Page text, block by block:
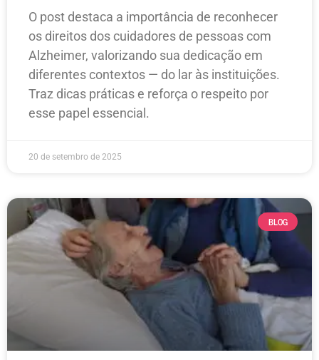
O post destaca a importância de reconhecer
os direitos dos cuidadores de pessoas com
Alzheimer, valorizando sua dedicação em
diferentes contextos — do lar às instituições.
Traz dicas práticas e reforça o respeito por
esse papel essencial.
20 de setembro de 2025
BLOG